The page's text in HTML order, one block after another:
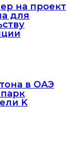
на проект
для
в ОАЭ
K